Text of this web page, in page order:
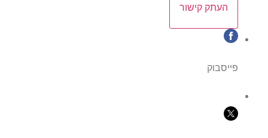
העתק קישור
פייסבוק